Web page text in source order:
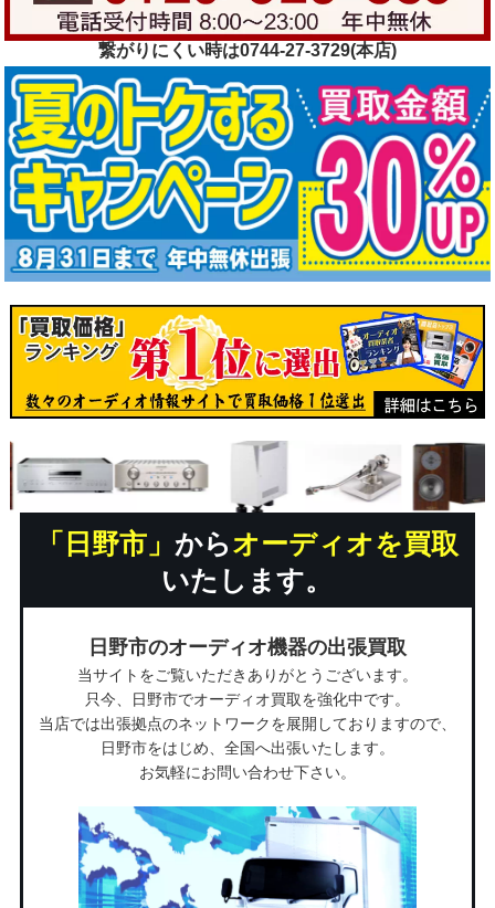
繋がりにくい時は0744-27-3729(本店)
「日野市」 からオーディオを買取
いたします。
日野市のオーディオ機器の出張買取
当サイトをご覧いただきありがとうございます。
只今、日野市でオーディオ買取を強化中です。
当店では出張拠点のネットワークを展開しておりますので、
日野市をはじめ、全国へ出張いたします。
お気軽にお問い合わせ下さい。